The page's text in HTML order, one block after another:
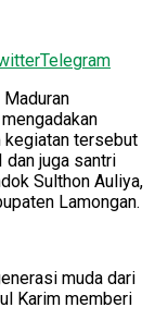
Telegram
kegiatan tersebut
juga santri
Sulthon Auliya,
Lamongan.
muda dari
Karim memberi